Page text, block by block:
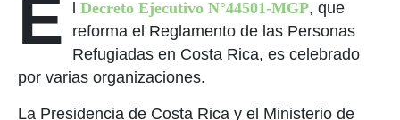
E Decreto Ejecutivo N°44501-MGP, que
reforma el Reglamento de las Personas
Refugiadas en Costa Rica, es celebrado
por varias organizaciones.
La Presidencia de Costa Rica y el Ministerio de